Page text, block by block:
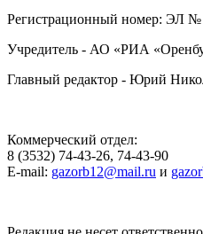
Регистрационный номер: ЭЛ №
Учредитель - АО «РИА
Главный редактор - Юрий
Коммерческий отдел:
8 (3532) 74-43-26, 74-43-90
E-mail: gazorb12@mail.ru и